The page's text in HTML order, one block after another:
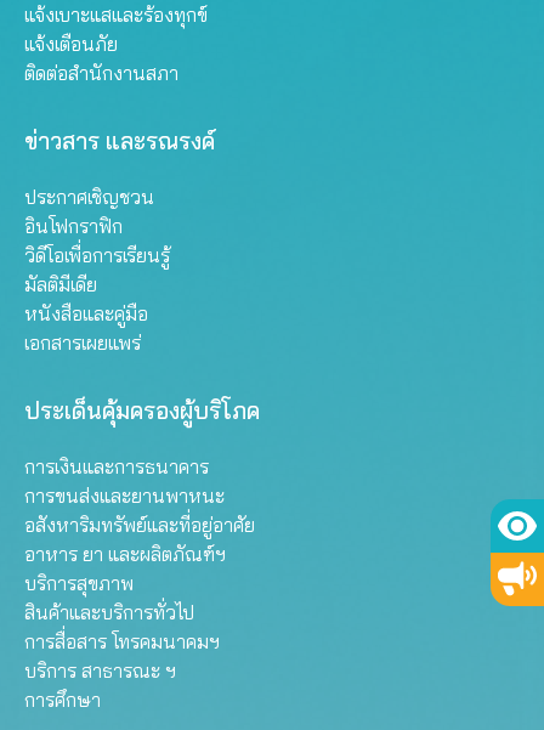
แจ้งเบาะแสและร้องทุกข์
แจ้งเตือนภัย
ติดต่อสำนักงานสภา
ข่าวสาร และรณรงค์
ประกาศเชิญชวน
อินโฟกราฟิก
วิดีโอเพื่อการเรียนรู้
มัลติมีเดีย
หนังสือและคู่มือ
เอกสารเผยแพร่
ประเด็นคุ้มครองผู้บริโภค
การเงินและการธนาคาร
การขนส่งและยานพาหนะ
อสังหาริมทรัพย์และที่อยู่อาศัย
อาหาร ยา และผลิตภัณฑ์ฯ
บริการสุขภาพ
สินค้าและบริการทั่วไป
การสื่อสาร โทรคมนาคมฯ
บริการ สาธารณะ ฯ
การศึกษา